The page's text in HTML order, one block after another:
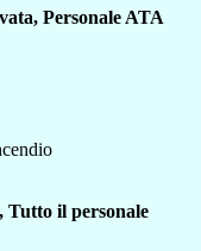
Personale ATA
Tutto il personale